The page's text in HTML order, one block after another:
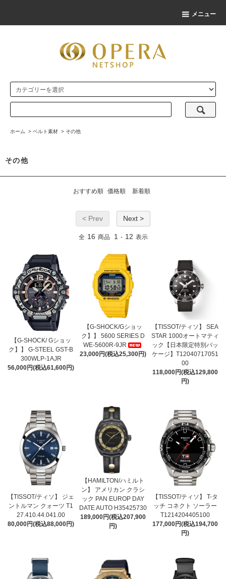
メニュー
ホーム > ベルト素材 > その他
その他
おすすめ順 価格順 新着順
< Prev Next >
全 16 商品 1 - 12 表示
【G-SHOCK/ Gショッ
ク】】 G-STEEL GST-B
300WLP-1AJR
56,000円(税込61,600円)
【G-SHOCK/Gショッ
ク】】 5600 SERIES D
WE-5600R-9JR
23,000円(税込25,300円)
【TISSOT/ティソ】 SEA
STAR 1000オートマティ
ック【日本限定特別パッ
ケージ】T12040717051
00
118,000円(税込129,800
円)
【TISSOT/ティソ】 ジェ
ントルマン クォーツ T1
27.410.44.041.00
80,000円(税込88,000円)
【HAMILTON/ハミルト
ン】 アメリカン クラシ
ック PAN EUROP DAY
DATE AUTO H35425730
189,000円(税込207,900
円)
【TISSOT/ティソ】 T-タ
ッチ コネクト ソーラー
T1214204405100
177,000円(税込194,700
円)